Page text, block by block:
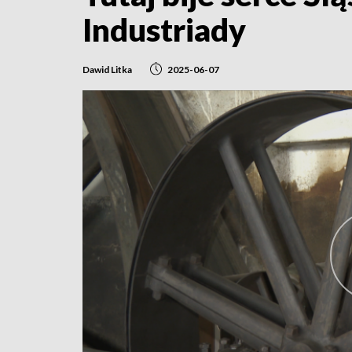
Industriady
Dawid Litka 2025-06-07